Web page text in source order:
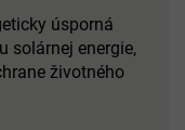
úsporná
solárnej energie,
životného